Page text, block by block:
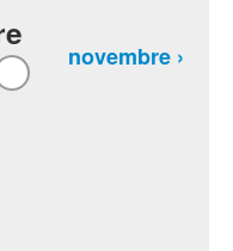
novembre ›